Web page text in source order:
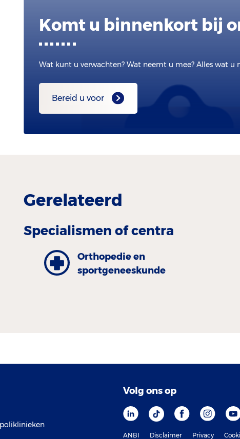
Komt u binnenkort bij
Wat kunt u verwachten? Wat neemt u mee? Alles wat
Bereid u voor
Gerelateerd
Specialismen of centra
Orthopedie en
sportgeneeskunde
Volg ons op
ANBI Disclaimer Privacy